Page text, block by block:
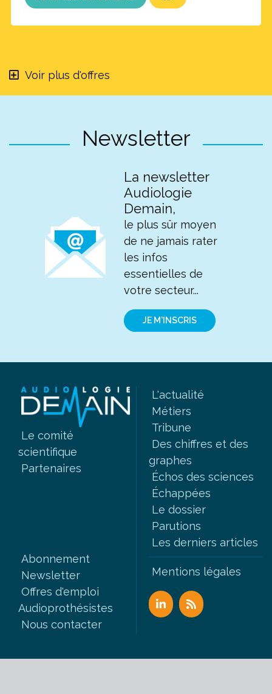
Voir plus d'offres
Newsletter
La newsletter
Audiologie
Demain,
le plus sûr moyen
de ne jamais rater
les infos
essentielles de
votre secteur...
JE M'INSCRIS
Le comité
scientifique
Partenaires
L'actualité
Métiers
Tribune
Des chiffres et des
graphes
Échos des sciences
Échappées
Le dossier
Parutions
Les derniers articles
Abonnement
Newsletter
Offres d'emploi
Audioprothésistes
Nous contacter
Mentions légales